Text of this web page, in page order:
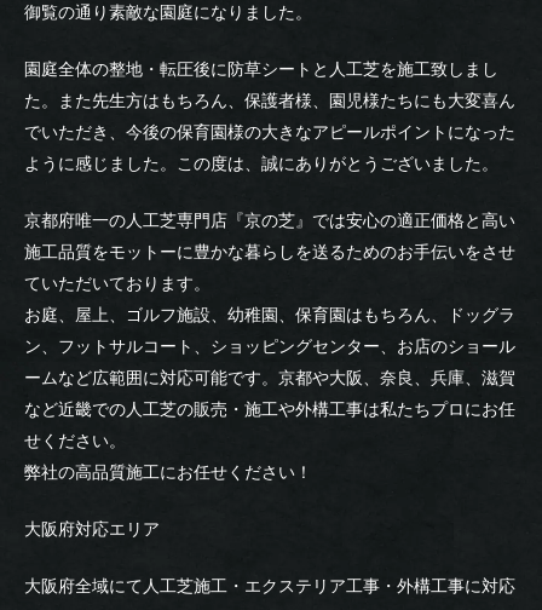
御覧の通り素敵な園庭になりました。
園庭全体の整地・転圧後に防草シートと人工芝を施工致しまし
た。また先生方はもちろん、保護者様、園児様たちにも大変喜ん
でいただき、今後の保育園様の大きなアピールポイントになった
ように感じました。この度は、誠にありがとうございました。
京都府唯一の人工芝専門店『京の芝』では安心の適正価格と高い
施工品質をモットーに豊かな暮らしを送るためのお手伝いをさせ
ていただいております。
お庭、屋上、ゴルフ施設、幼稚園、保育園はもちろん、ドッグラ
ン、フットサルコート、ショッピングセンター、お店のショール
ームなど広範囲に対応可能です。京都や大阪、奈良、兵庫、滋賀
など近畿での人工芝の販売・施工や外構工事は私たちプロにお任
せください。
弊社の高品質施工にお任せください！
大阪府対応エリア
大阪府全域にて人工芝施工・エクステリア工事・外構工事に対応